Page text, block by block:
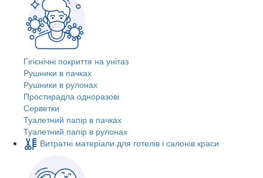
Гігієнічні покриття на унітаз
Рушники в пачках
Рушники в рулонах
Простирадла одноразові
Серветки
Туалетний папір в пачках
Туалетний папір в рулонах
Витратні матеріали для готелів і салонів краси